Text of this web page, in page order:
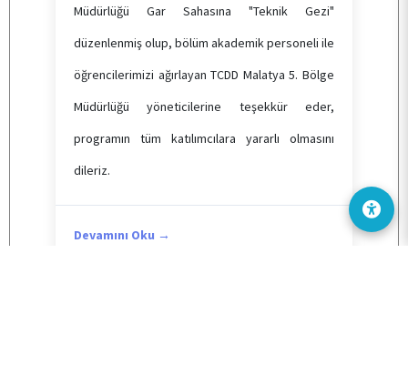
Müdürlüğü Gar Sahasına "Teknik Gezi"
düzenlenmiş olup, bölüm akademik personeli ile
öğrencilerimizi ağırlayan TCDD Malatya 5. Bölge
Müdürlüğü yöneticilerine teşekkür eder,
programın tüm katılımcılara yararlı olmasını
dileriz.
Devamını Oku →